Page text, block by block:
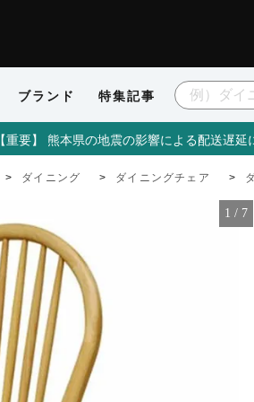
ブランド 特集記事
【重要】 熊本県の地震の影響による配送遅延
ダイニング ダイニングチェア
1 / 7